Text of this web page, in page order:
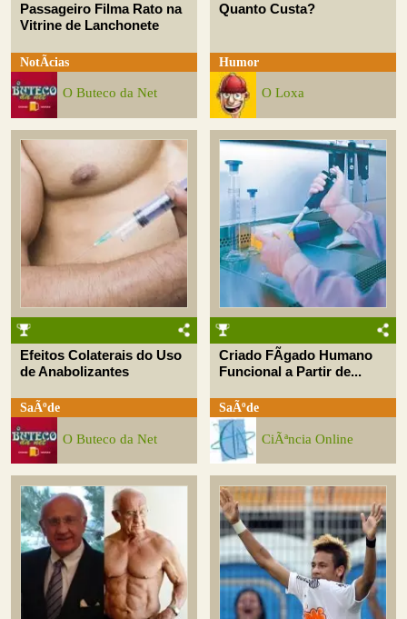
Passageiro Filma Rato na
Vitrine de Lanchonete
NotÃ­cias
O Buteco da Net
Quanto Custa?
Humor
O Loxa
Efeitos Colaterais do Uso
de Anabolizantes
SaÃºde
O Buteco da Net
Criado FÃ­gado Humano
Funcional a Partir de...
SaÃºde
CiÃªncia Online